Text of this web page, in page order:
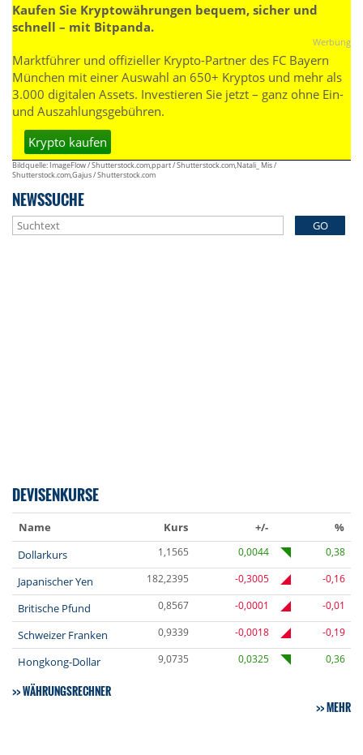
Kaufen Sie Kryptowährungen bequem, sicher und
schnell – mit Bitpanda.
Werbung
Marktführer und offizieller Krypto-Partner des FC Bayern
München mit einer Auswahl an 650+ Kryptos und mehr als
3.000 digitalen Assets. Investieren Sie jetzt – ganz ohne Ein-
und Auszahlungsgebühren.
Krypto kaufen
Bildquelle: ImageFlow / Shutterstock.com,ppart / Shutterstock.com,Natali_ Mis /
Shutterstock.com,Gajus / Shutterstock.com
NEWSSUCHE
GO
DEVISENKURSE
Name Kurs +/-
%
Dollarkurs
1,1565 0,0044 0,38
Japanischer Yen 182,2395 -0,3005 -0,16
Britische Pfund 0,8567 -0,0001 -0,01
Schweizer Franken 0,9339 -0,0018 -0,19
Hongkong-Dollar 9,0735 0,0325 0,36
WÄHRUNGSRECHNER
MEHR